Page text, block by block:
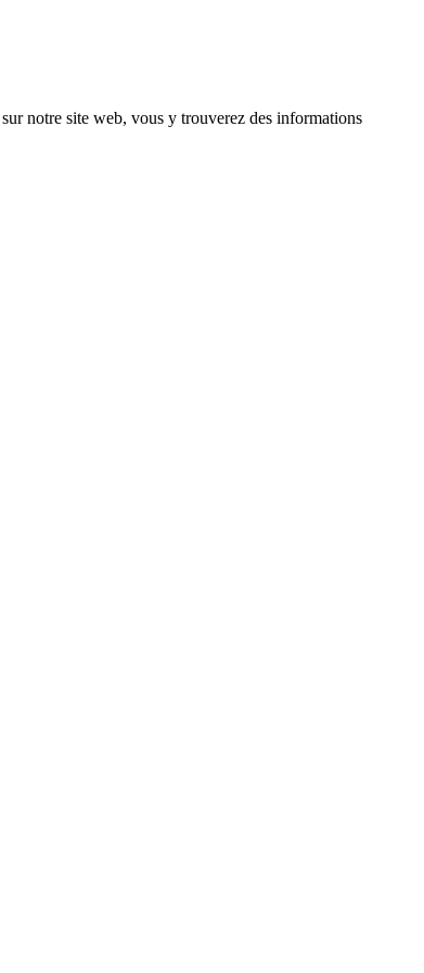
sur notre site web, vous y trouverez des informations